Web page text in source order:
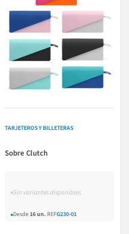
TARJETEROS Y BILLETERAS
Sobre Clutch
Sin variantes disponibles
Desde16 un. REFG230-01